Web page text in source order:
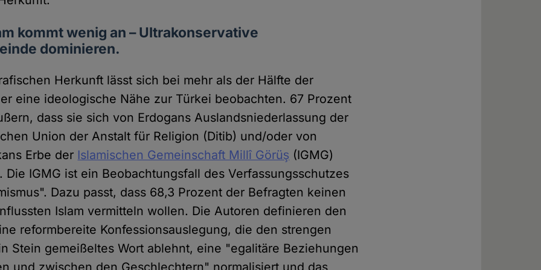
kommt wenig an – Ultrakonservative
dominieren.
Herkunft lässt sich bei mehr als der Hälfte der
eine ideologische Nähe zur Türkei beobachten. 67 Prozent
dass sie sich von Erdogans Auslandsniederlassung der
Union der Anstalt für Religion (Ditib) und/oder von
Erbe der Islamischen Gemeinschaft Millî Görüş (IGMG)
IGMG ist ein Beobachtungsfall des Verfassungsschutzes
Dazu passt, dass 68,3 Prozent der Befragten keinen
Islam vermitteln wollen. Die Autoren definieren den
reformbereite Konfessionsauslegung, die den strengen
Stein gemeißeltes Wort ablehnt, eine "egalitäre Beziehungen